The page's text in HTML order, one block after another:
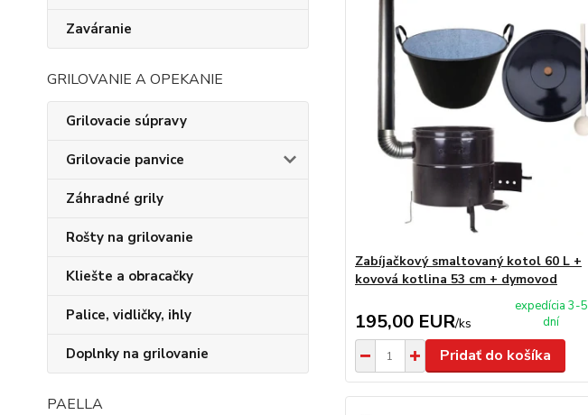
Zaváranie
GRILOVANIE A OPEKANIE
Grilovacie súpravy
Grilovacie panvice
Záhradné grily
Rošty na grilovanie
Kliešte a obracačky
Palice, vidličky, ihly
Doplnky na grilovanie
PAELLA
Zabíjačkový smaltovaný kotol 60 L +
kovová kotlina 53 cm + dymovod
195,00 EUR/ks
expedícia 3-5
dní
Pridať do košíka